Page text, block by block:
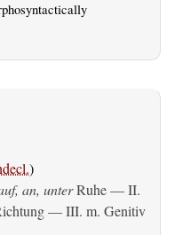
)
an, unterRuhe — II.
— III. m. Genitiv